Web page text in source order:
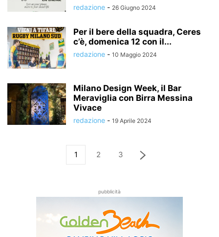
redazione - 26 Giugno 2024
Per il bere della squadra, Ceres
c’è, domenica 12 con il...
redazione - 10 Maggio 2024
Milano Design Week, il Bar
Meraviglia con Birra Messina
Vivace
redazione - 19 Aprile 2024
1 2 3
pubblicità